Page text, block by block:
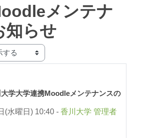
メンテナ
知らせ
学大学連携Moodleメンテナンスの
(水曜日) 10:40 - 香川大学 管理者